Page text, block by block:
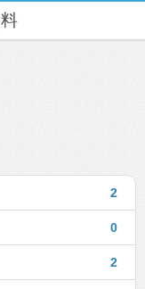
2
0
2